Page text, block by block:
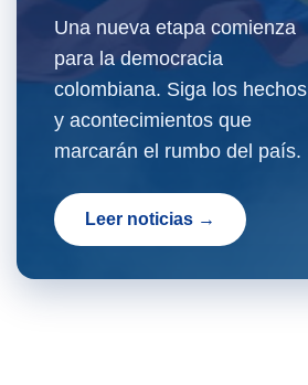
Una nueva etapa comienza
para la democracia
colombiana. Siga los hechos
y acontecimientos que
marcarán el rumbo del país.
Leer noticias →